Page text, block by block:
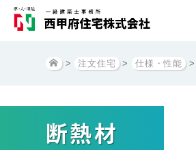
> 注文住宅 > 仕様・性能 >
断熱材